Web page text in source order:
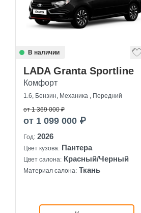
В наличии
LADA Granta Sportline
Комфорт
1.6, Бензин, Механика , Передний
от 1 369 000 ₽
от 1 099 000 ₽
Год: 2026
Цвет кузова: Пантера
Цвет салона: Красный/Черный
Материал салона: Ткань